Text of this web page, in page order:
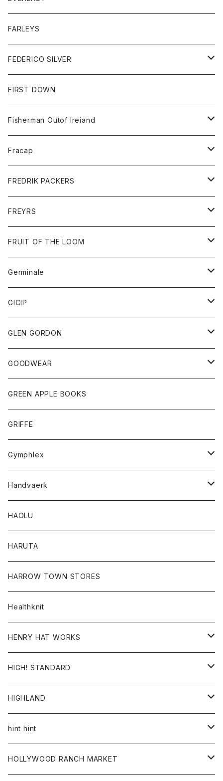
シャツ
セーター
ボトム
ショートパンツ
パンツ
レディース
コート
ジャケット
Tシャツ
ボトム
トップス
ジャケット
スエットシャツ
ボトム
スエットパンツ
グッズ
帽子
FARLEYS
FEDERICO SILVER
アクセサリー
FIRST DOWN
Fisherman Outof Ireiand
ニット
Fracap
グッズ
靴
FREDRIK PACKERS
アクセサリー
バッグ
FREYRS
サングラス
FRUIT OF THE LOOM
アウター
パーカー
グッズ
ネクタイ
チーフ
トップス
シャツ
タンクトップ
ボトム
ショートパンツ
スカート
レディース
スカート
Tシャツ
Germinale
靴
サンダル
GICIP
トップス
Tシャツ
GLEN GORDON
グッズ
手袋
GOODWEAR
トップス
Tシャツ
GREEN APPLE BOOKS
GRIFFE
Gymphlex
アウター
カーディガン
コート
トップス
シャツ
スウェット
レディース
カーディガン
コート
ボトム
パンツ
Handvaerk
トップス
Tシャツ
ロンTEE
HAOLU
HARUTA
HARROW TOWN STORES
Healthknit
HENRY HAT WORKS
帽子
HIGH! STANDARD
アウター
ジャケット
トップス
シャツ
ボトム
HIGHLAND
帽子
hint hint
ストール
HOLLYWOOD RANCH MARKET